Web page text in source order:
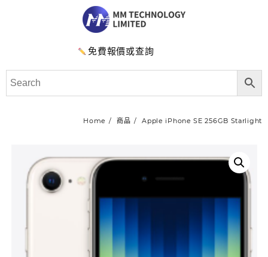
免費報價或查詢
Home 商品 Apple iPhone SE 256GB Starlight